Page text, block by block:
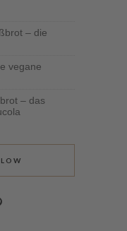
– die
vegane
– das